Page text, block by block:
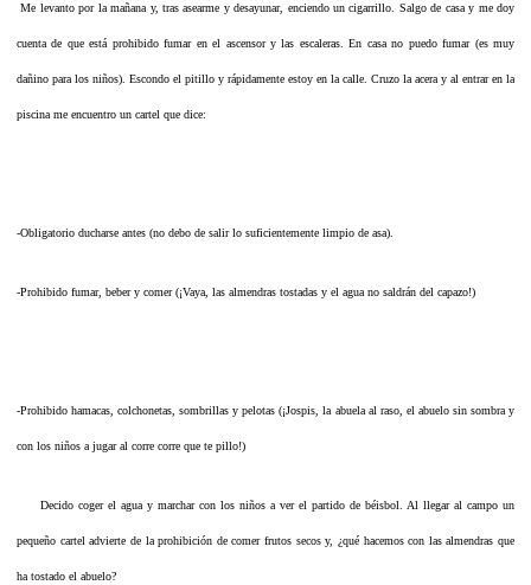
Me levanto por la mañana y, tras asearme y desayunar, enciendo un cigarrillo. Salgo de casa y me doy
cuenta de que está prohibido fumar en el ascensor y las escaleras. En casa no puedo fumar (es muy
dañino para los niños). Escondo el pitillo y rápidamente estoy en la calle. Cruzo la acera y al entrar en la
piscina me encuentro un cartel que dice:
-Obligatorio ducharse antes (no debo de salir lo suficientemente limpio de asa).
-Prohibido fumar, beber y comer (¡Vaya, las almendras tostadas y el agua no saldrán del capazo!)
-Prohibido hamacas, colchonetas, sombrillas y pelotas (¡Jospis, la abuela al raso, el abuelo sin sombra y
con los niños a jugar al corre corre que te pillo!)
Decido coger el agua y marchar con los niños a ver el partido de béisbol. Al llegar al campo un
pequeño cartel advierte de la prohibición de comer frutos secos y, ¿qué hacemos con las almendras que
ha tostado el abuelo?